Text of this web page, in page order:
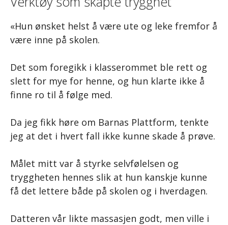
«Hun ønsket helst å være ute og leke fremfor å
være inne på skolen.
Det som foregikk i klasserommet ble rett og
slett for mye for henne, og hun klarte ikke å
finne ro til å følge med.
Da jeg fikk høre om Barnas Plattform, tenkte
jeg at det i hvert fall ikke kunne skade å prøve.
Målet mitt var å styrke selvfølelsen og
tryggheten hennes slik at hun kanskje kunne
få det lettere både på skolen og i hverdagen.
Datteren vår likte massasjen godt, men ville i